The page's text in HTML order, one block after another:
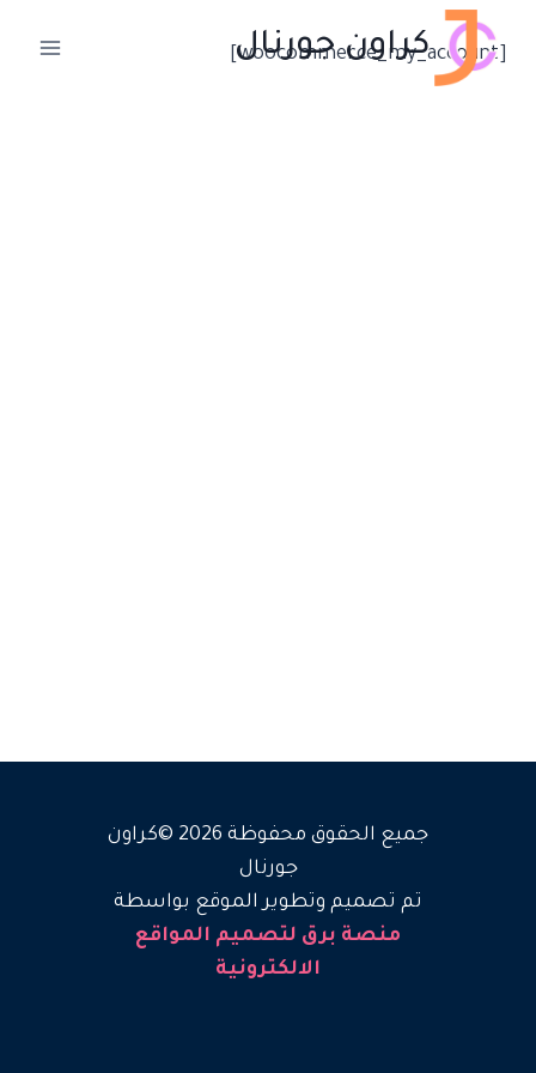
المحتوى
كراون جورنال
جميع الحقوق محفوظة 2026 ©كراون
جورنال
تم تصميم وتطوير الموقع بواسطة
منصة برق لتصميم المواقع
الالكترونية